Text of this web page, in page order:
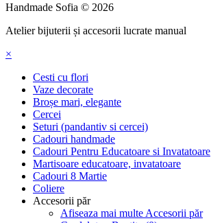
Handmade Sofia © 2026
Atelier bijuterii și accesorii lucrate manual
×
Cesti cu flori
Vaze decorate
Broșe mari, elegante
Cercei
Seturi (pandantiv si cercei)
Cadouri handmade
Cadouri Pentru Educatoare si Invatatoare
Martisoare educatoare, invatatoare
Cadouri 8 Martie
Coliere
Accesorii păr
Afiseaza mai multe Accesorii păr